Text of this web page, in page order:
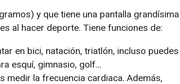
y que tiene una pantalla grandísima
al hacer deporte. Tiene funciones de:
en bici, natación, triatlón, incluso puedes
esquí, gimnasio, golf…
medir la frecuencia cardiaca. Además,